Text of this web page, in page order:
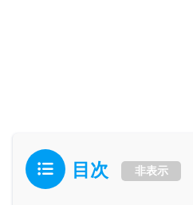
目次 非表示